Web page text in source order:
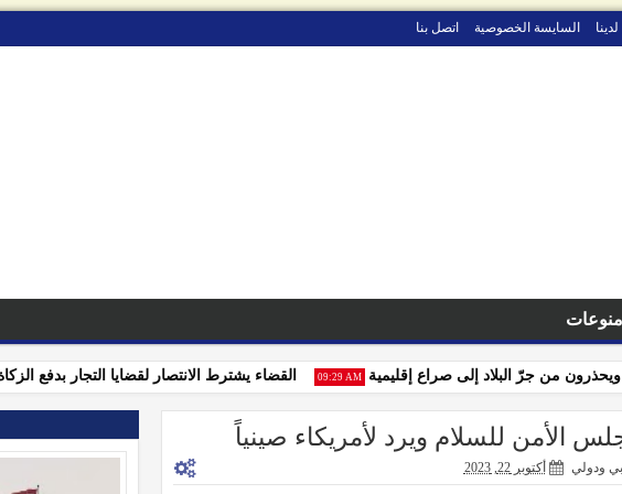
السايسة الخصوصية اتصل بنا
منوعات
09:29 AM من جرّ البلاد إلى صراع إقليمية القضاء يشترط الانتصار لقضايا التجار بدفع الزكاة
الأمن للسلام ويرد لأمريكاء صينياً
ودولي أكتوبر 22, 2023